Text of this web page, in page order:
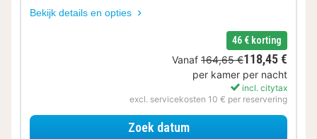
Bekijk details en opties
46 € korting
Vanaf 164,65 €118,45 €
per kamer per nacht
incl. citytax
excl. servicekosten 10 € per reservering
Zoek datumvoor Later Uitchecken